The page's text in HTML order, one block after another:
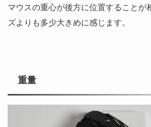
マウスの重心が後方に位置することが
ズよりも多少大きめに感じます。
重量